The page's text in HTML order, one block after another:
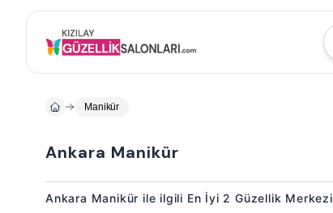
Manikür
Ankara Manikür
Ankara Manikür ile ilgili En İyi 2 Güzellik Merkezi